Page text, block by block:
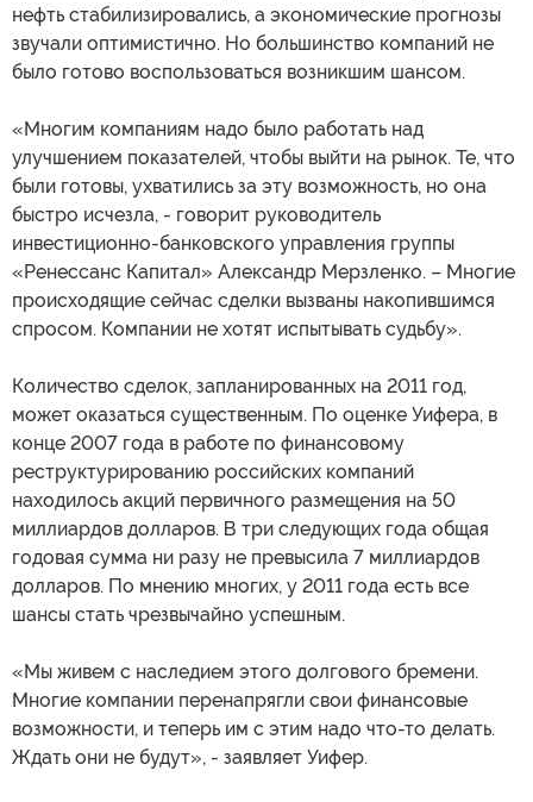
нефть стабилизировались, а экономические прогнозы
звучали оптимистично. Но большинство компаний не
было готово воспользоваться возникшим шансом.
«Многим компаниям надо было работать над
улучшением показателей, чтобы выйти на рынок. Те, что
были готовы, ухватились за эту возможность, но она
быстро исчезла, - говорит руководитель
инвестиционно-банковского управления группы
«Ренессанс Капитал» Александр Мерзленко. – Многие
происходящие сейчас сделки вызваны накопившимся
спросом. Компании не хотят испытывать судьбу».
Количество сделок, запланированных на 2011 год,
может оказаться существенным. По оценке Уифера, в
конце 2007 года в работе по финансовому
реструктурированию российских компаний
находилось акций первичного размещения на 50
миллиардов долларов. В три следующих года общая
годовая сумма ни разу не превысила 7 миллиардов
долларов. По мнению многих, у 2011 года есть все
шансы стать чрезвычайно успешным.
«Мы живем с наследием этого долгового бремени.
Многие компании перенапрягли свои финансовые
возможности, и теперь им с этим надо что-то делать.
Ждать они не будут», - заявляет Уифер.